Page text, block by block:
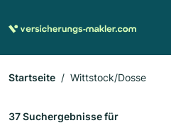
Startseite Wittstock/Dosse
37 Suchergebnisse für